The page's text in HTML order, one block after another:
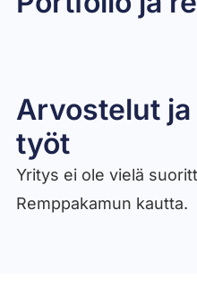
Arvostelut
työt​
Yritys ei ole vielä
Remppakamun kautta.